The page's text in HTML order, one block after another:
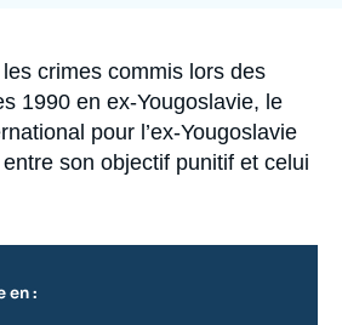
crimes commis lors des
1990 en ex-Yougoslavie, le
pour l’ex-Yougoslavie
son objectif punitif et celui
en :